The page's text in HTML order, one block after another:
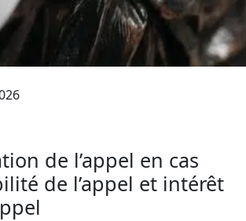
de l’appel en cas
de l’appel et intérêt